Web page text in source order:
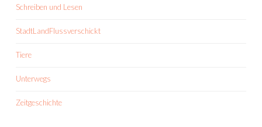
Schreiben und Lesen
StadtLandFlussverschickt
Tiere
Unterwegs
Zeitgeschichte